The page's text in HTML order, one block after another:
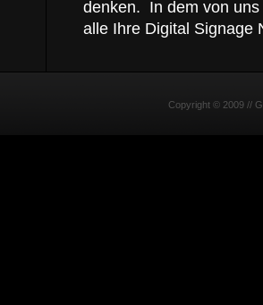
denken. In dem von
alle Ihre Digital Signage
Copyright © 2009 //